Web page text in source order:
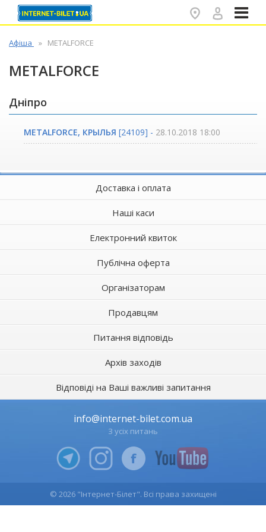
Афіша METALFORCE
METALFORCE
Дніпро
METALFORCE, КРЫЛЬЯ [24109] - 28.10.2018 18:00
Доставка і оплата
Наші каси
Електронний квиток
Публічна оферта
Організаторам
Продавцям
Питання відповідь
Архів заходів
Відповіді на Ваші важливі запитання
info@internet-bilet.com.ua
З усіх питань
© 2026 "Інтернет-Білет". Всі права захищені